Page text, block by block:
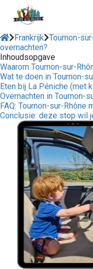
Frankrijk Tournon-
overnachten?
Inhoudsopgave
Waarom Tournon-sur-
Wat te doen in Tournon-
Eten bij La Péniche (met
Overnachten in Tournon-
FAQ: Tournon-sur-Rhône
Conclusie: deze stop wil